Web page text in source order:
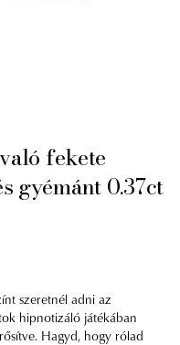
fekete
gyémánt 0.37ct
szeretnél adni az
hipnotizáló játékában
Hagyd, hogy rólad